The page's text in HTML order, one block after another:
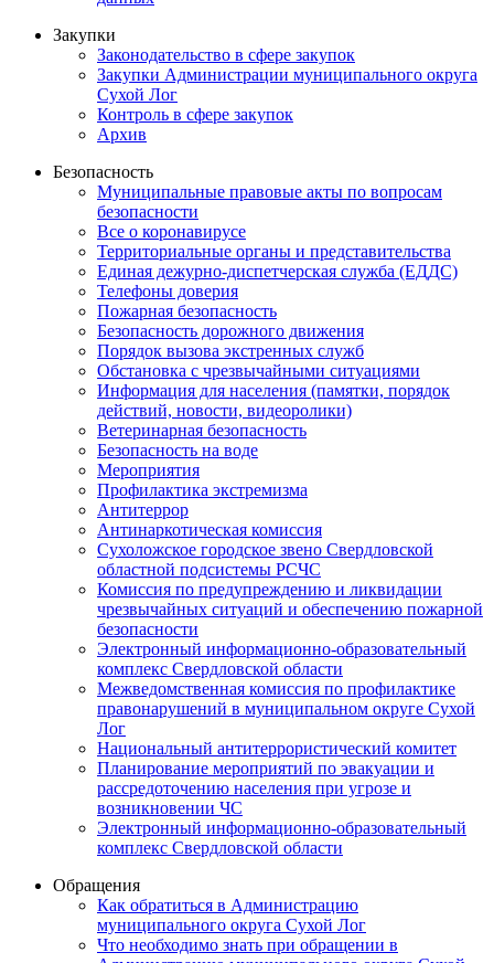
Закупки
Законодательство в сфере закупок
Закупки Администрации муниципального округа
Сухой Лог
Контроль в сфере закупок
Архив
Безопасность
Муниципальные правовые акты по вопросам
безопасности
Все о коронавирусе
Территориальные органы и представительства
Единая дежурно-диспетчерская служба (ЕДДС)
Телефоны доверия
Пожарная безопасность
Безопасность дорожного движения
Порядок вызова экстренных служб
Обстановка с чрезвычайными ситуациями
Информация для населения (памятки, порядок
действий, новости, видеоролики)
Ветеринарная безопасность
Безопасность на воде
Мероприятия
Профилактика экстремизма
Антитеррор
Антинаркотическая комиссия
Сухоложское городское звено Свердловской
областной подсистемы РСЧС
Комиссия по предупреждению и ликвидации
чрезвычайных ситуаций и обеспечению пожарной
безопасности
Электронный информационно-образовательный
комплекс Cвердловской области
Межведомственная комиссия по профилактике
правонарушений в муниципальном округе Сухой
Лог
Национальный антитеррористический комитет
Планирование мероприятий по эвакуации и
рассредоточению населения при угрозе и
возникновении ЧС
Электронный информационно-образовательный
комплекс Свердловской области
Обращения
Как обратиться в Администрацию
муниципального округа Сухой Лог
Что необходимо знать при обращении в